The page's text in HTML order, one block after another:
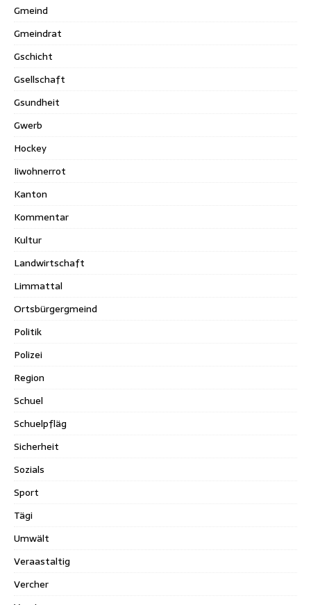
Gmeind
Gmeindrat
Gschicht
Gsellschaft
Gsundheit
Gwerb
Hockey
Iiwohnerrot
Kanton
Kommentar
Kultur
Landwirtschaft
Limmattal
Ortsbürgergmeind
Politik
Polizei
Region
Schuel
Schuelpfläg
Sicherheit
Sozials
Sport
Tägi
Umwält
Veraastaltig
Vercher